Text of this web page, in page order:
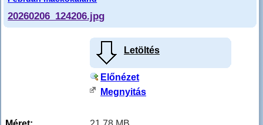
20260206_124206.jpg
Letöltés
Előnézet
Megnyitás